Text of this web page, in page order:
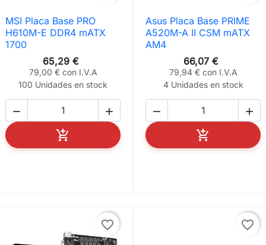
MSI Placa Base PRO
H610M-E DDR4 mATX
1700
65,29 €
79,00 € con I.V.A
100 Unidades en stock
 
 AÑADIR AL CARRITO
Asus Placa Base PRIME
A520M-A II CSM mATX
AM4
66,07 €
79,94 € con I.V.A
4 Unidades en stock
 
 AÑADIR AL
favorite_border favorite_border